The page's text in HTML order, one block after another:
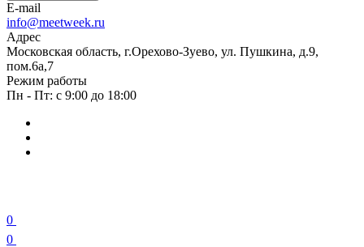
E-mail
info@meetweek.ru
Адрес
Московская область, г.Орехово-Зуево, ул. Пушкина, д.9,
пом.6а,7
Режим работы
Пн - Пт: с 9:00 до 18:00
0
0